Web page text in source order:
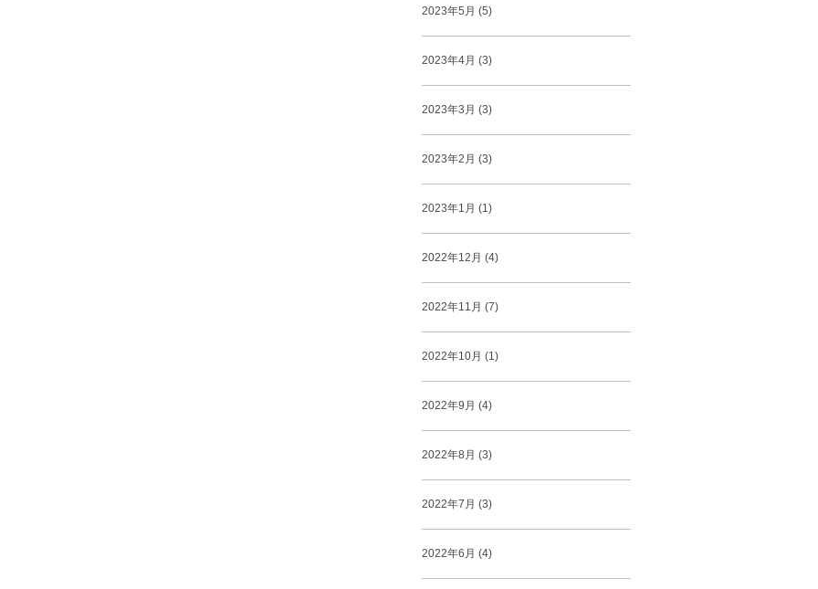
2023年5月 (5)
2023年4月 (3)
2023年3月 (3)
2023年2月 (3)
2023年1月 (1)
2022年12月 (4)
2022年11月 (7)
2022年10月 (1)
2022年9月 (4)
2022年8月 (3)
2022年7月 (3)
2022年6月 (4)